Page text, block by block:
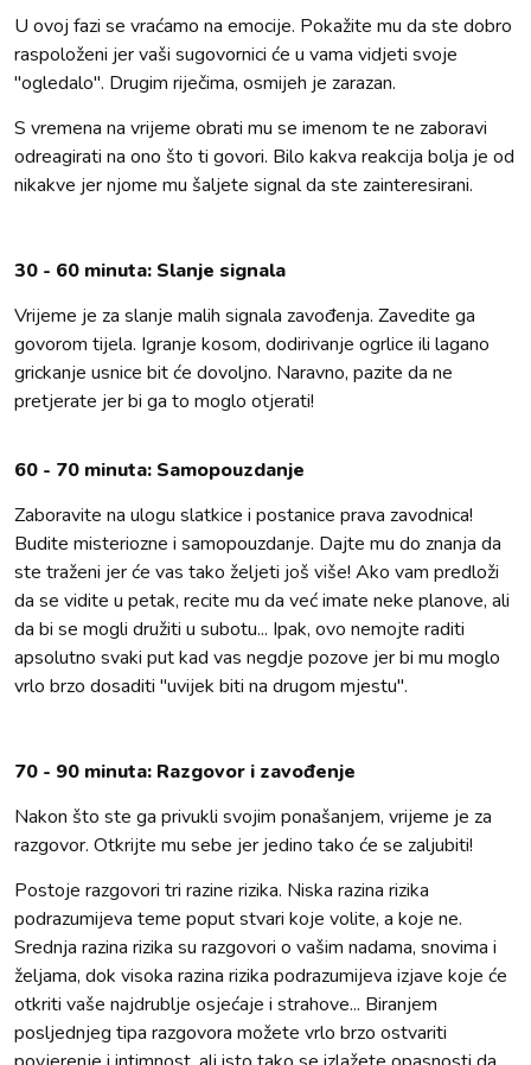
U ovoj fazi se vraćamo na emocije. Pokažite mu da ste dobro
raspoloženi jer vaši sugovornici će u vama vidjeti svoje
"ogledalo". Drugim riječima, osmijeh je zarazan.
S vremena na vrijeme obrati mu se imenom te ne zaboravi
odreagirati na ono što ti govori. Bilo kakva reakcija bolja je od
nikakve jer njome mu šaljete signal da ste zainteresirani.
30 - 60 minuta: Slanje signala
Vrijeme je za slanje malih signala zavođenja. Zavedite ga
govorom tijela. Igranje kosom, dodirivanje ogrlice ili lagano
grickanje usnice bit će dovoljno. Naravno, pazite da ne
pretjerate jer bi ga to moglo otjerati!
60 - 70 minuta: Samopouzdanje
Zaboravite na ulogu slatkice i postanice prava zavodnica!
Budite misteriozne i samopouzdanje. Dajte mu do znanja da
ste traženi jer će vas tako željeti još više! Ako vam predloži
da se vidite u petak, recite mu da već imate neke planove, ali
da bi se mogli družiti u subotu... Ipak, ovo nemojte raditi
apsolutno svaki put kad vas negdje pozove jer bi mu moglo
vrlo brzo dosaditi "uvijek biti na drugom mjestu".
70 - 90 minuta: Razgovor i zavođenje
Nakon što ste ga privukli svojim ponašanjem, vrijeme je za
razgovor. Otkrijte mu sebe jer jedino tako će se zaljubiti!
Postoje razgovori tri razine rizika. Niska razina rizika
podrazumijeva teme poput stvari koje volite, a koje ne.
Srednja razina rizika su razgovori o vašim nadama, snovima i
željama, dok visoka razina rizika podrazumijeva izjave koje će
otkriti vaše najdrublje osjećaje i strahove... Biranjem
posljednjeg tipa razgovora možete vrlo brzo ostvariti